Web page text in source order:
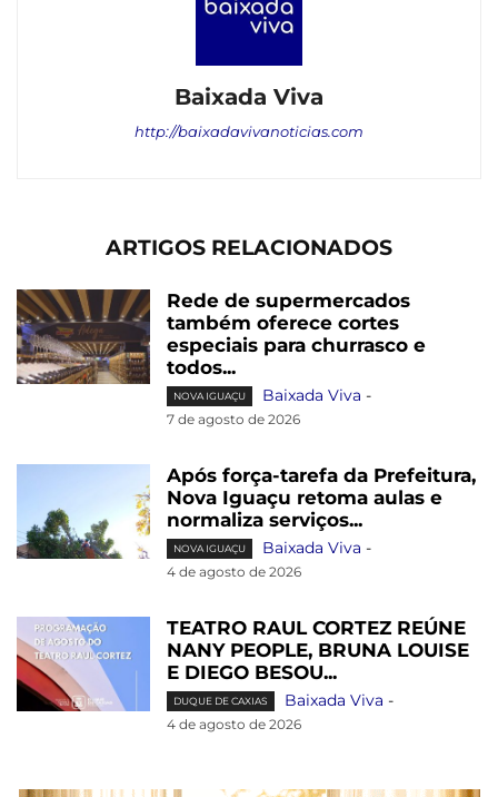
Baixada Viva
http://baixadavivanoticias.com
ARTIGOS RELACIONADOS
Rede de supermercados
também oferece cortes
especiais para churrasco e
todos...
NOVA IGUAÇU Baixada Viva -
7 de agosto de 2026
Após força-tarefa da Prefeitura,
Nova Iguaçu retoma aulas e
normaliza serviços...
NOVA IGUAÇU Baixada Viva -
4 de agosto de 2026
TEATRO RAUL CORTEZ REÚNE
NANY PEOPLE, BRUNA LOUISE
E DIEGO BESOU...
DUQUE DE CAXIAS Baixada Viva -
4 de agosto de 2026